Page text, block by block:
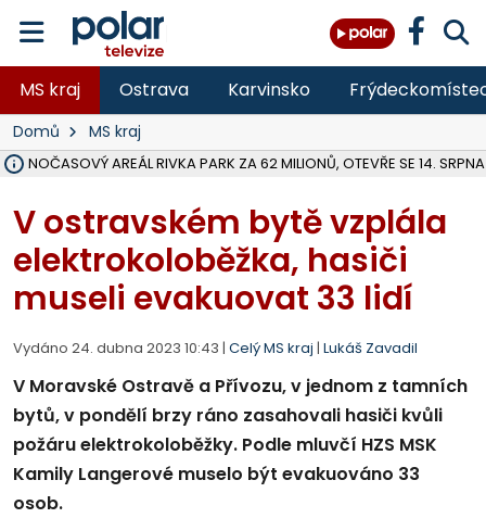
MS kraj Ostrava Karvinsko
Domů MS kraj
AREÁL RIVKA PARK ZA 62 MILIONŮ, OTEVŘE SE 14. SRPNA
V ostravském bytě vzplála
elektrokoloběžka, hasiči
museli evakuovat 33 lidí
Vydáno 24. dubna 2023 10:43 | Celý MS kraj | Lukáš Zavadil
V Moravské Ostravě a Přívozu, v jednom z tamních
bytů, v pondělí brzy ráno zasahovali hasiči kvůli
požáru elektrokoloběžky. Podle mluvčí HZS MSK
Kamily Langerové muselo být evakuováno 33
osob.